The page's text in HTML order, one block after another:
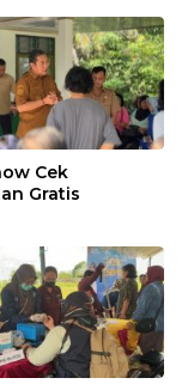
Cek
Gratis